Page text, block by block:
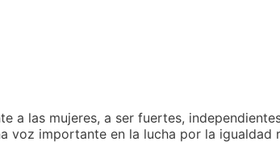
a las mujeres, a ser fuertes,
voz importante en la lucha por la igualdad